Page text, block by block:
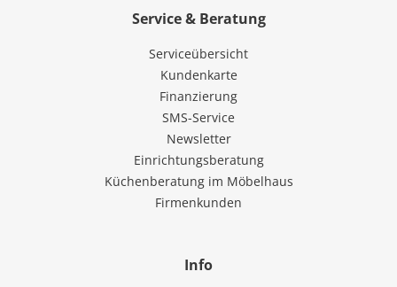
Service & Beratung
Serviceübersicht
Kundenkarte
Finanzierung
SMS-Service
Newsletter
Einrichtungsberatung
Küchenberatung im Möbelhaus
Firmenkunden
Info